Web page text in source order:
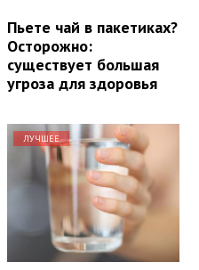
Пьете чай в пакетиках?
Осторожно:
существует большая
угроза для здоровья
ЛУЧШЕЕ